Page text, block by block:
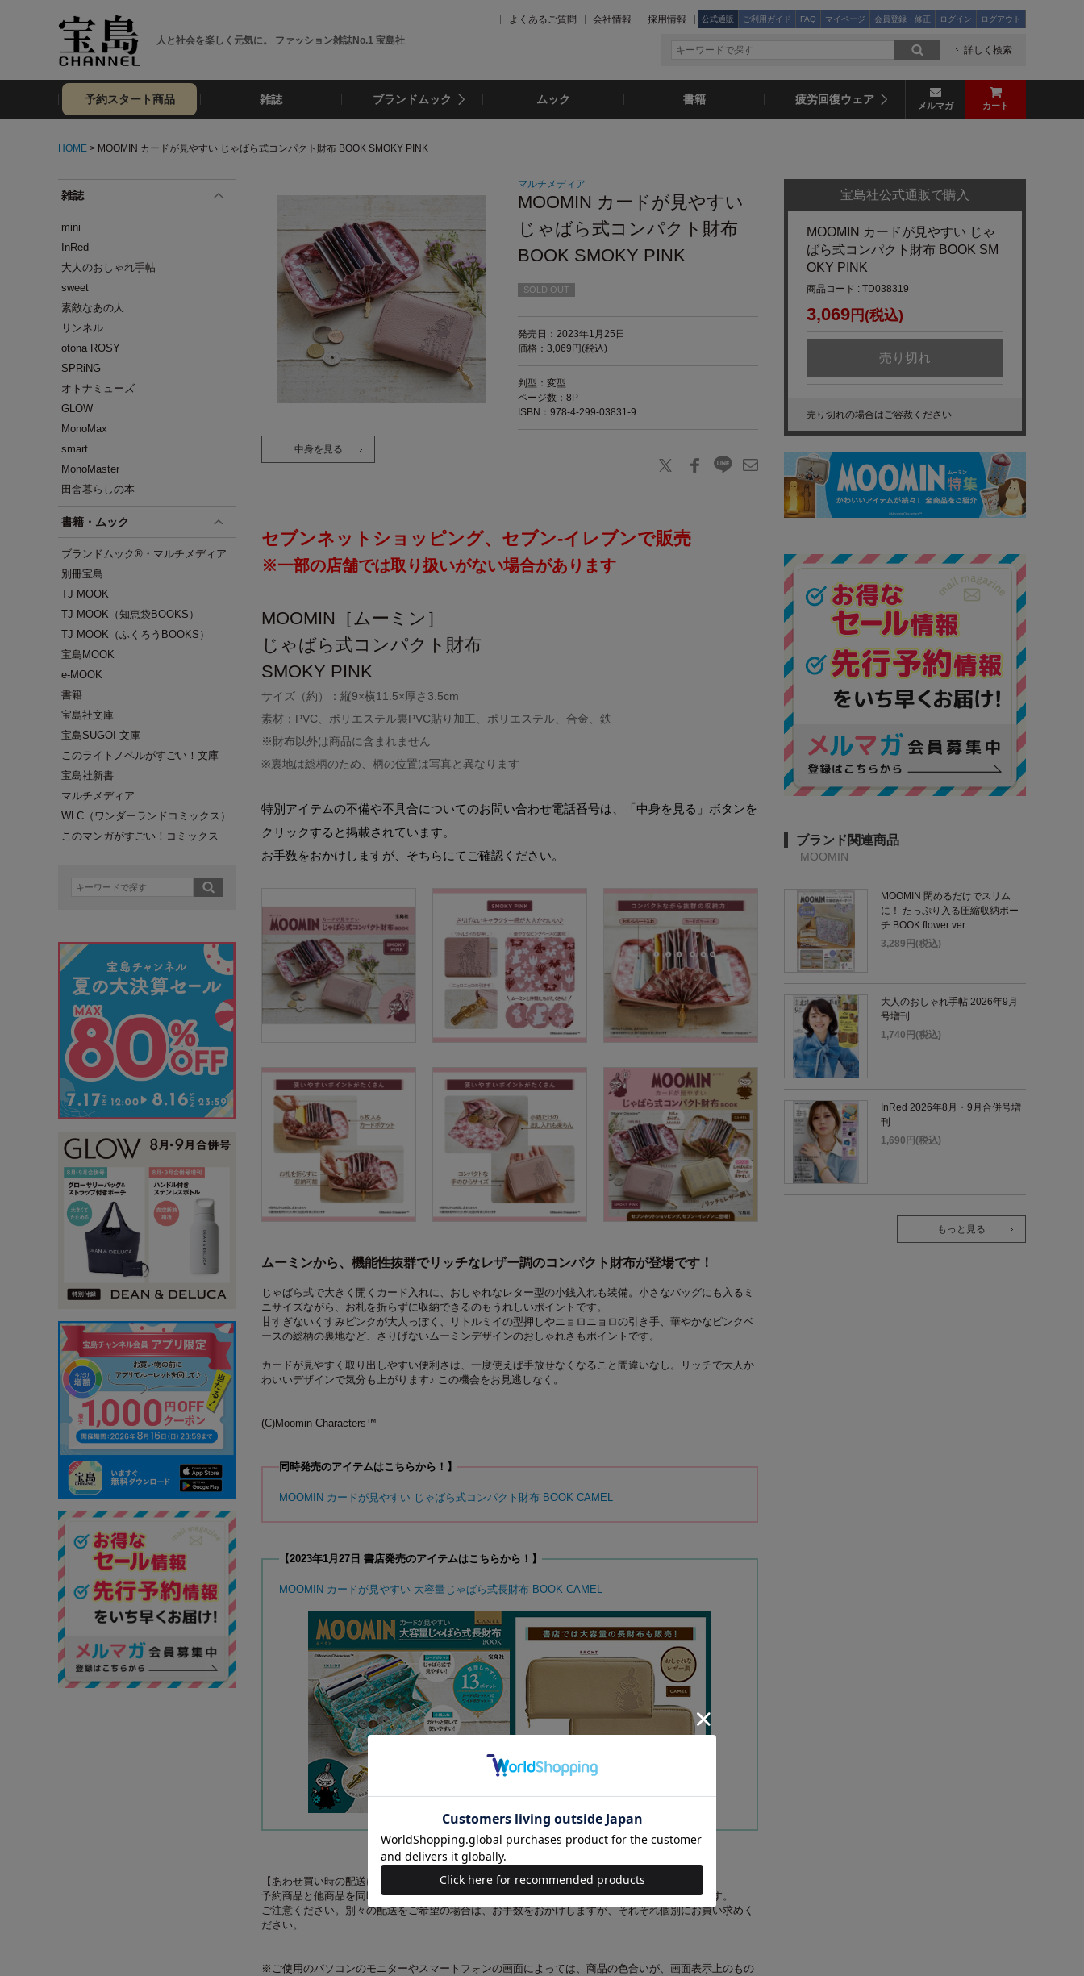
人と社会を楽しく元気に。 ファッション雑誌No.1 宝島社
よくあるご質問 会社情報 採用情報 公式通販 ご利用ガイド FAQ マイページ 会員登録・修正 ログイン ログアウト
詳しく検索
予約スタート商品 雑誌 ブランドムック ムック 書籍 疲労回復ウェア メルマガ カート
HOME > MOOMIN カードが見やすい じゃばら式コンパクト財布 BOOK SMOKY PINK
雑誌
mini
InRed
大人のおしゃれ手帖
sweet
素敵なあの人
リンネル
otona ROSY
SPRiNG
オトナミューズ
GLOW
MonoMax
smart
MonoMaster
田舎暮らしの本
書籍・ムック
ブランドムック®・マルチメディア
別冊宝島
TJ MOOK
TJ MOOK（知恵袋BOOKS）
TJ MOOK（ふくろうBOOKS）
宝島MOOK
e-MOOK
書籍
宝島社文庫
宝島SUGOI 文庫
このライトノベルがすごい！文庫
宝島社新書
マルチメディア
WLC（ワンダーランドコミックス）
このマンガがすごい！コミックス
中身を見る
マルチメディア
MOOMIN カードが見やすい
じゃばら式コンパクト財布
BOOK SMOKY PINK
SOLD OUT
発売日：2023年1月25日
価格：3,069円(税込)
判型：変型
ページ数：8P
ISBN：978-4-299-03831-9
セブンネットショッピング、セブン‐イレブンで販売
※一部の店舗では取り扱いがない場合があります
MOOMIN［ムーミン］
じゃばら式コンパクト財布
SMOKY PINK
サイズ（約）：縦9×横11.5×厚さ3.5cm
素材：PVC、ポリエステル裏PVC貼り加工、ポリエステル、合金、鉄
※財布以外は商品に含まれません
※裏地は総柄のため、柄の位置は写真と異なります
特別アイテムの不備や不具合についてのお問い合わせ電話番号は、「中身を見る」ボタンを
クリックすると掲載されています。
お手数をおかけしますが、そちらにてご確認ください。
ムーミンから、機能性抜群でリッチなレザー調のコンパクト財布が登場です！
じゃばら式で大きく開くカード入れに、おしゃれなレター型の小銭入れも装備。小さなバッグにも入るミ
ニサイズながら、お札を折らずに収納できるのもうれしいポイントです。
甘すぎないくすみピンクが大人っぽく、リトルミイの型押しやニョロニョロの引き手、華やかなピンクベ
ースの総柄の裏地など、さりげないムーミンデザインのおしゃれさもポイントです。
カードが見やすく取り出しやすい便利さは、一度使えば手放せなくなること間違いなし。リッチで大人か
わいいデザインで気分も上がります♪ この機会をお見逃しなく。
(C)Moomin Characters™
同時発売のアイテムはこちらから！】
MOOMIN カードが見やすい じゃばら式コンパクト財布 BOOK CAMEL
【2023年1月27日 書店発売のアイテムはこちらから！】
MOOMIN カードが見やすい 大容量じゃばら式長財布 BOOK CAMEL
【あわせ買い時の配送について】
予約商品と他商品を同時にお求めの場合、最も発売日の遅い商品に合わせての一括配送となります。
ご注意ください。別々の配送をご希望の場合は、お手数をおかけしますが、それぞれ個別にお買い求めく
ださい。
※ご使用のパソコンのモニターやスマートフォンの画面によっては、商品の色合いが、画面表示上のもの
宝島社公式通販で購入
MOOMIN カードが見やすい じゃ
ばら式コンパクト財布 BOOK SM
OKY PINK
商品コード : TD038319
3,069 円(税込)
売り切れ
売り切れの場合はご容赦ください
ブランド関連商品
MOOMIN
MOOMIN 閉めるだけでスリム
に！ たっぷり入る圧縮収納ポー
チ BOOK flower ver.
3,289円(税込)
大人のおしゃれ手帖 2026年9月
号増刊
1,740円(税込)
InRed 2026年8月・9月合併号増
刊
1,690円(税込)
もっと見る